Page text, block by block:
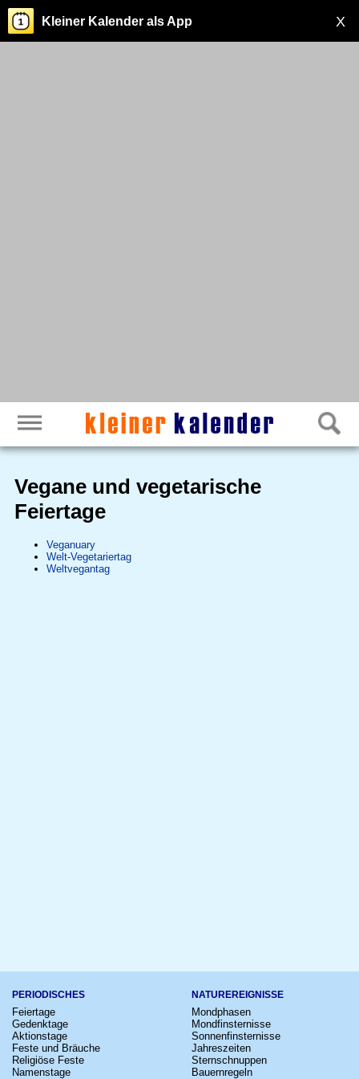
X
Kleiner Kalender als App
Vegane und vegetarische
Feiertage
Veganuary
Welt-Vegetariertag
Weltvegantag
PERIODISCHES
Feiertage
Gedenktage
Aktionstage
Feste und Bräuche
Religiöse Feste
Namenstage
NATUREREIGNISSE
Mondphasen
Mondfinsternisse
Sonnenfinsternisse
Jahreszeiten
Sternschnuppen
Bauernregeln